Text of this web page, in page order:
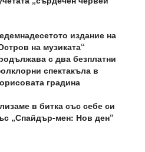
издание на
на музиката“
с два безплатни
спектакъла в
градина
в битка със себе си
„Спайдър-мен: Нов ден“